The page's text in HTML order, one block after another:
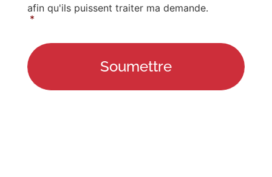
afin qu'ils puissent traiter ma demande.
*